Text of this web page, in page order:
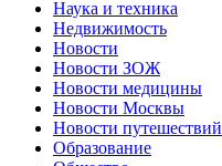
Наука и техника
Недвижимость
Новости
Новости ЗОЖ
Новости медицины
Новости Москвы
Новости путешествий
Образование